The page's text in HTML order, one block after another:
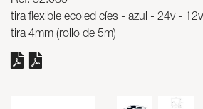
tira flexible ecoled cíes - azul - 24v -
tira 4mm (rollo de 5m)